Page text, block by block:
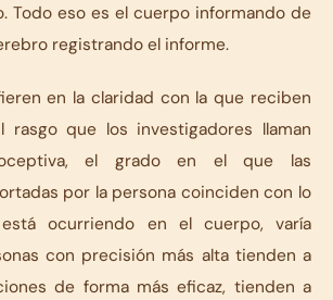
Todo eso es el cuerpo informando de
registrando el informe.
en la claridad con la que reciben
rasgo que los investigadores llaman
el grado en el que las
por la persona coinciden con lo
ocurriendo en el cuerpo, varía
con precisión más alta tienden a
de forma más eficaz, tienden a